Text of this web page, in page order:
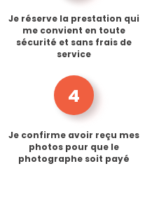
Je réserve la prestation qui
me convient en toute
sécurité et sans frais de
service
4
Je confirme avoir reçu mes
photos pour que le
photographe soit payé